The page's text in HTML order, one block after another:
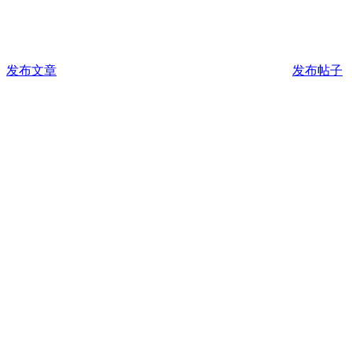
发布文章 发布帖子